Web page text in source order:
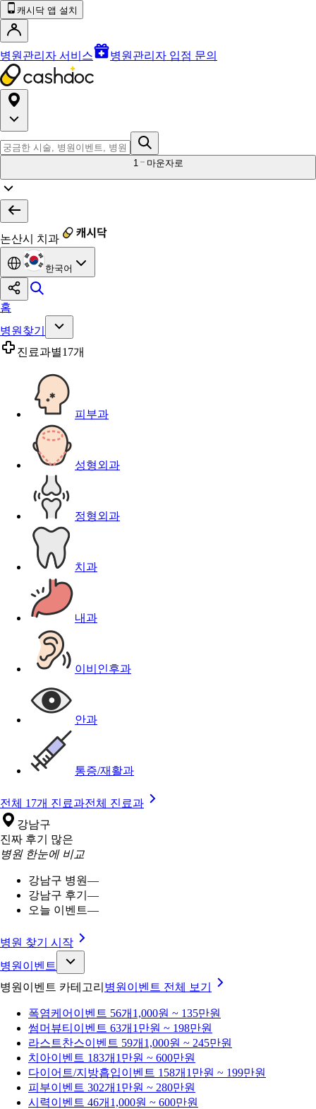
캐시닥 앱 설치
병원관리자 서비스 병원관리자 입점 문의
1 마운자로
논산시 치과
한국어
홈
병원찾기
진료과별17개
피부과
성형외과
정형외과
치과
내과
이비인후과
안과
통증/재활과
전체 17개 진료과전체 진료과
강남구
진짜 후기 많은
병원 한눈에 비교
강남구 병원—
강남구 후기 —
오늘 이벤트—
병원 찾기 시작
병원이벤트
병원이벤트 카테고리 병원이벤트 전체 보기
폭염케어 이벤트 56개 1,000원 ~ 135만원
썸머뷰티 이벤트 63개 1만원 ~ 198만원
라스트찬스이벤트 59개 1,000원 ~ 245만원
치아이벤트 183개 1만원 ~ 600만원
다이어트/지방흡입이벤트 158개 1만원 ~ 199만원
피부이벤트 302개 1만원 ~ 280만원
시력이벤트 46개 1,000원 ~ 600만원